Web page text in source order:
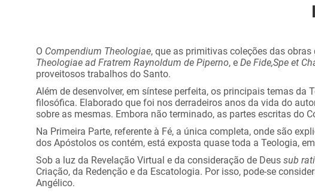
O Compendium Theologiae, que as primitivas coleções das
Theologiae ad Fratrem Raynoldum de Piperno, e De Fide,Spe et
proveitosos trabalhos do Santo.
Além de desenvolver, em síntese perfeita, os principais temas
filosófica. Elaborado que foi nos derradeiros anos da vida do
sobre as mesmas. Embora não terminado, as partes escritas do
Na Primeira Parte, referente à Fé, a única completa, onde são
dos Apóstolos os contém, está exposta quase toda a Teologia,
Sob a luz da Revelação Virtual e da consideração de Deus sub
Criação, da Redenção e da Escatologia. Por isso, pode-se
Angélico.